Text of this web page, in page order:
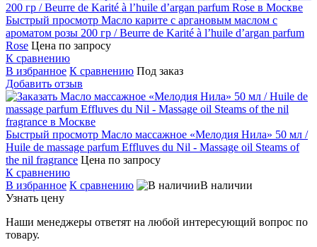
Быстрый просмотр Масло карите с аргановым маслом с
ароматом розы 200 гр / Beurre de Karité à l’huile d’argan parfum
Rose Цена по запросу
К сравнению
В избранное К сравнению Под заказ
Добавить отзыв
Быстрый просмотр Масло массажное «Мелодия Нила» 50 мл /
Huile de massage parfum Effluves du Nil - Massage oil Steams of
the nil fragrance Цена по запросу
К сравнению
В избранное К сравнению
В наличии
Узнать цену
Наши менеджеры ответят на любой интересующий вопрос по
товару.